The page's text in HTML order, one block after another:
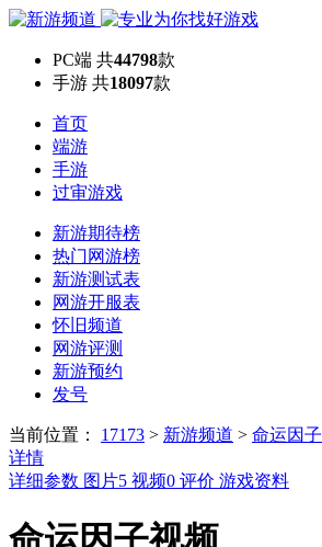
PC端 共44798款
手游 共18097款
首页
端游
手游
过审游戏
新游期待榜
热门网游榜
新游测试表
网游开服表
怀旧频道
网游评测
新游预约
发号
当前位置： 17173 > 新游频道 > 命运因子
详情
详细参数 图片5 视频0 评价 游戏资料